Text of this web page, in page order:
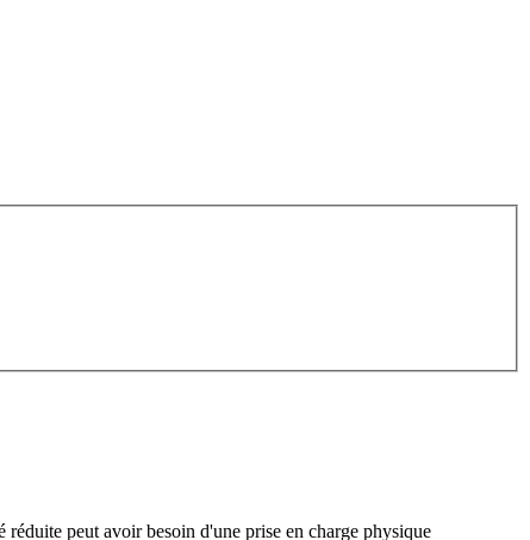
peut avoir besoin d'une prise en charge physique